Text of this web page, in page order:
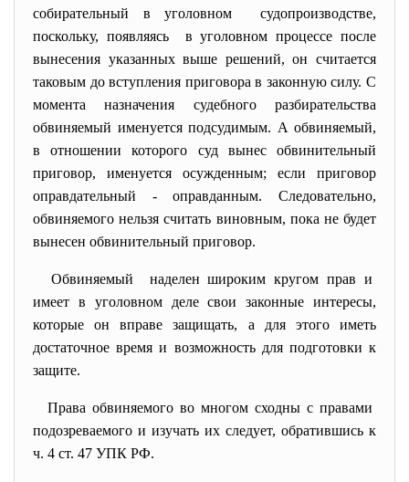
собирательный в уголовном судопроизводстве,
поскольку, появляясь в уголовном процессе после
вынесения указанных выше решений, он считается
таковым до вступления приговора в законную силу. С
момента назначения судебного разбирательства
обвиняемый именуется подсудимым. А обвиняемый,
в отношении которого суд вынес обвинительный
приговор, именуется осужденным; если приговор
оправдательный - оправданным. Следовательно,
обвиняемого нельзя считать виновным, пока не будет
вынесен обвинительный приговор.
Обвиняемый наделен широким кругом прав и
имеет в уголовном деле свои законные интересы,
которые он вправе защищать, а для этого иметь
достаточное время и возможность для подготовки к
защите.
Права обвиняемого во многом сходны с правами
подозреваемого и изучать их следует, обратившись к
ч. 4 ст. 47 УПК РФ.